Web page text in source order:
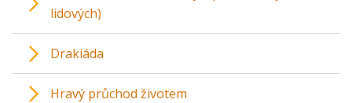
lidových)
Drakiáda
Hravý průchod životem